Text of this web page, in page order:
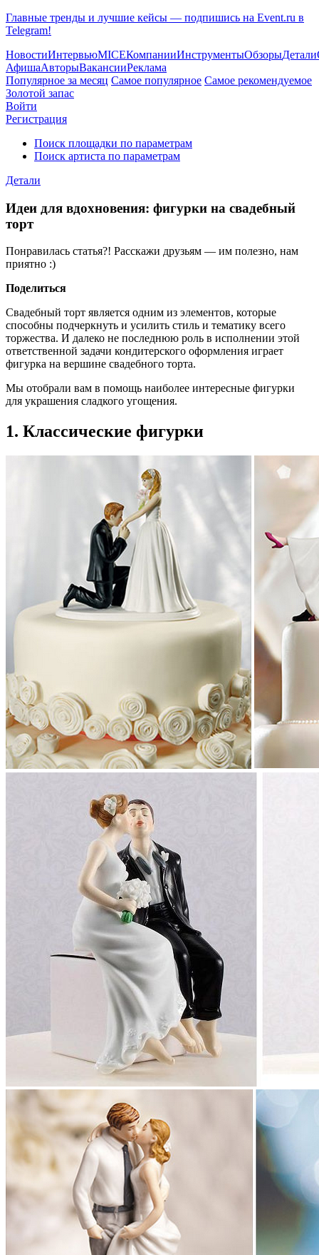
Главные тренды и лучшие кейсы — подпишись на Event.ru в
Telegram!
НовостиИнтервьюMICEКомпанииИнструментыОбзорыДетали
АфишаАвторыВакансииРеклама
Популярное за месяц Самое популярное Самое рекомендуемое
Золотой запас
Войти
Регистрация
Поиск площадки по параметрам
Поиск артиста по параметрам
Детали
Идеи для вдохновения: фигурки на свадебный
торт
Понравилась статья?! Расскажи друзьям — им полезно, нам
приятно :)
Поделиться
Свадебный торт является одним из элементов, которые
способны подчеркнуть и усилить стиль и тематику всего
торжества. И далеко не последнюю роль в исполнении этой
ответственной задачи кондитерского оформления играет
фигурка на вершине свадебного торта.
Мы отобрали вам в помощь наиболее интересные фигурки
для украшения сладкого угощения.
1. Классические фигурки